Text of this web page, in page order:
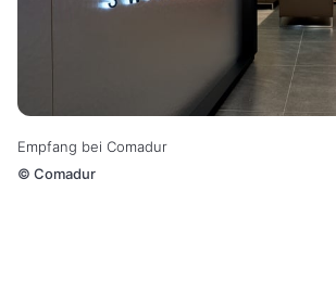
Empfang bei Comadur
© Comadur